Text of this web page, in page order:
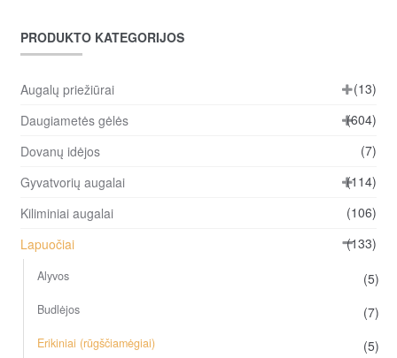
PRODUKTO KATEGORIJOS
Augalų priežiūrai
(13)
Daugiametės gėlės
(604)
Dovanų idėjos
(7)
Gyvatvorių augalai
(114)
Kiliminiai augalai
(106)
Lapuočiai
(133)
Alyvos (5)
Budlėjos (7)
Erikiniai (rūgščiamėgiai) (5)